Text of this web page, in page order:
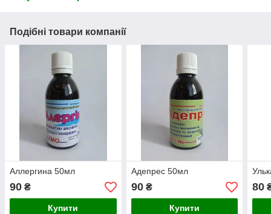
Подібні товари компанії
Аллергина 50мл
90 ₴
Купити
Адепрес 50мл
90₴
Купити
80